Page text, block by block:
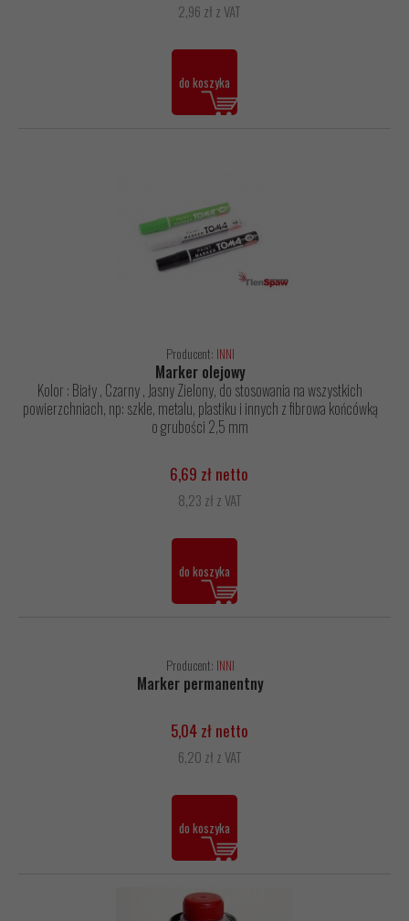
2,96 zł z VAT
do koszyka
Producent: INNI
Marker olejowy
Kolor : Biały , Czarny , Jasny Zielony, do stosowania na wszystkich
powierzchniach, np: szkle, metalu, plastiku i innych z fibrowa końcówką
o grubości 2,5 mm
6,69 zł netto
8,23 zł z VAT
do koszyka
Producent: INNI
Marker permanentny
5,04 zł netto
6,20 zł z VAT
do koszyka